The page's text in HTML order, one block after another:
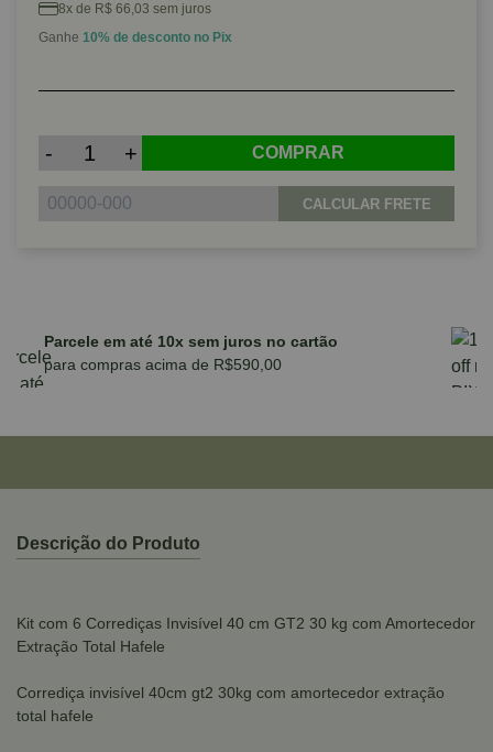
8x de R$ 66,03 sem juros
Ganhe 10% de desconto no Pix
- + COMPRAR
CALCULAR FRETE
Parcele em até 10x sem juros no cartão
para compras acima de R$590,00
Descrição do Produto
Kit com 6 Corrediças Invisível 40 cm GT2 30 kg com Amortecedor
Extração Total Hafele
Corrediça invisível 40cm gt2 30kg com amortecedor extração
total hafele